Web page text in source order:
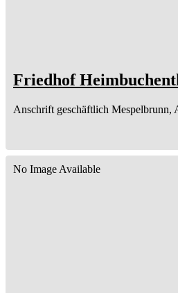
Friedhof
Anschrift geschäftlich Mespelbrunn,
No Image Available